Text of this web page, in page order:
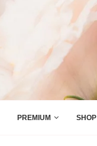
PREMIUM SHOP